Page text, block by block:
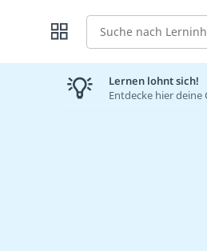
Suche
Lernen lohnt sich!
Entdecke hier deine